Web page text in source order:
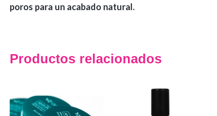
poros para un acabado natural.
Productos relacionados